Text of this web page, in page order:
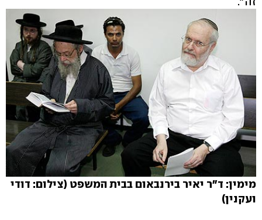
מימין: ד"ר יאיר בירנבאום בבית המשפט (צילום: דודי
ועקנין)